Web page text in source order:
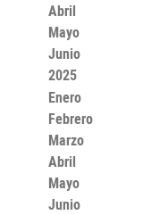
Abril
Mayo
Junio
2025
Enero
Febrero
Marzo
Abril
Mayo
Junio